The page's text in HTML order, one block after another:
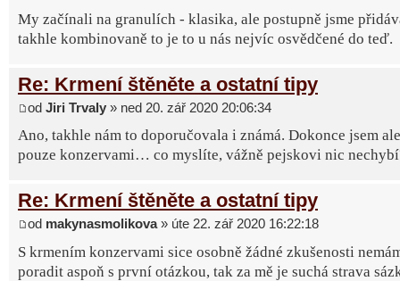
My začínali na granulích - klasika, ale postupně jsme
takhle kombinovaně to je to u nás nejvíc osvědčené do teď.
Re: Krmení štěněte a ostatní tipy
od Jiri Trvaly » ned 20. zář 2020 20:06:34
Ano, takhle nám to doporučovala i známá. Dokonce jsem
pouze konzervami… co myslíte, vážně pejskovi nic
Re: Krmení štěněte a ostatní tipy
od makynasmolikova» úte 22. zář 2020 16:22:18
S krmením konzervami sice osobně žádné zkušenosti
poradit aspoň s první otázkou, tak za mě je suchá strava